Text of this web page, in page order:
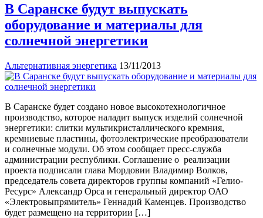
В Саранске будут выпускать
оборудование и материалы для
солнечной энергетики
Альтернативная энергетика 13/11/2013
В Саранске будет создано новое высокотехнологичное
производство, которое наладит выпуск изделий солнечной
энергетики: слитки мультикристаллического кремния,
кремниевые пластины, фотоэлектрические преобразователи
и солнечные модули. Об этом сообщает пресс-служба
администрации республики. Соглашение о реализации
проекта подписали глава Мордовии Владимир Волков,
председатель совета директоров группы компаний «Гелио-
Ресурс» Александр Орса и генеральный директор ОАО
«Электровыпрямитель» Геннадий Каменцев. Производство
будет размещено на территории […]